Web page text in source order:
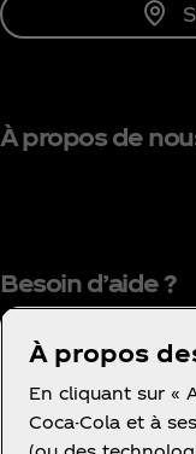
À propos de
Besoin d’aide ?
À propos
En cliquant sur «
Coca-Cola et à